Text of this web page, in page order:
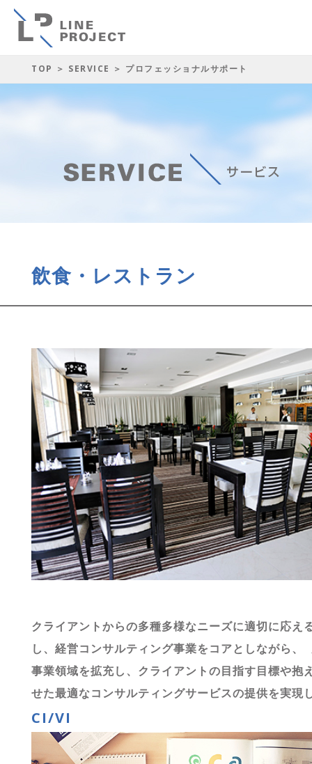
TOP ＞ SERVICE ＞ プロフェッショナルサポート
飲食・レストラン
クライアントからの多種多様なニーズに適切に応え
し、経営コンサルティング事業をコアとしながら、
事業領域を拡充し、クライアントの目指す目標や抱
せた最適なコンサルティングサービスの提供を実現
CI/VI